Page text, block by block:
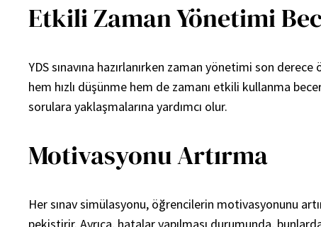
Etkili Zaman Yönetimi
YDS sınavına hazırlanırken zaman yönetimi son
hem hızlı düşünme hem de zamanı etkili kullanma
sorulara yaklaşmalarına yardımcı olur.
Motivasyonu Artırma
Her sınav simülasyonu, öğrencilerin motivasyonunu
pekiştirir. Ayrıca, hatalar yapılması durumunda,